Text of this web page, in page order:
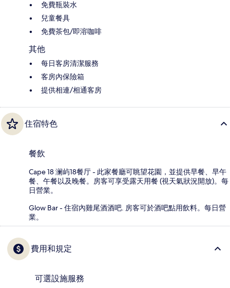
免費瓶裝水
兒童餐具
免費茶包/即溶咖啡
其他
每日客房清潔服務
客房內保險箱
提供相連/相通客房
住宿特色
餐飲
Cape 18 澜屿18餐厅 - 此家餐廳可眺望花園，並提供早餐、早午
餐、午餐以及晚餐。房客可享受露天用餐 (視天氣狀況開放)。每
日營業。
Glow Bar - 住宿內雞尾酒酒吧. 房客可於酒吧點用飲料。每日營
業。
費用和規定
可選設施服務